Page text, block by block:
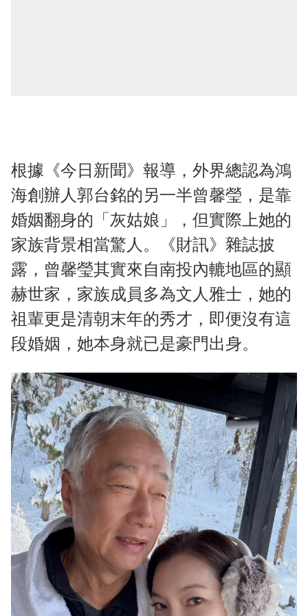
根據《今日新聞》報導，外界總認為鴻
海創辦人郭台銘的另一半曾馨瑩，是靠
婚姻翻身的「灰姑娘」，但實際上她的
家族背景相當驚人。《財訊》雜誌披
露，曾馨瑩其實來自南投內轆地區的顯
赫世家，家族成員多為文人雅士，她的
祖輩更是清朝末年的秀才，即便沒有這
段婚姻，她本身就已是豪門出身。